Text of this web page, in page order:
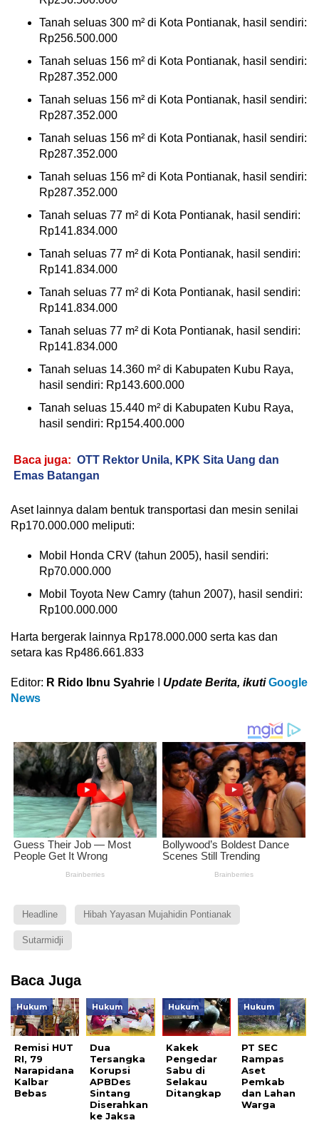
Tanah seluas 300 m² di Kota Pontianak, hasil sendiri:
Rp256.500.000
Tanah seluas 156 m² di Kota Pontianak, hasil sendiri:
Rp287.352.000
Tanah seluas 156 m² di Kota Pontianak, hasil sendiri:
Rp287.352.000
Tanah seluas 156 m² di Kota Pontianak, hasil sendiri:
Rp287.352.000
Tanah seluas 156 m² di Kota Pontianak, hasil sendiri:
Rp287.352.000
Tanah seluas 77 m² di Kota Pontianak, hasil sendiri:
Rp141.834.000
Tanah seluas 77 m² di Kota Pontianak, hasil sendiri:
Rp141.834.000
Tanah seluas 77 m² di Kota Pontianak, hasil sendiri:
Rp141.834.000
Tanah seluas 77 m² di Kota Pontianak, hasil sendiri:
Rp141.834.000
Tanah seluas 14.360 m² di Kabupaten Kubu Raya,
hasil sendiri: Rp143.600.000
Tanah seluas 15.440 m² di Kabupaten Kubu Raya,
hasil sendiri: Rp154.400.000
Baca juga: OTT Rektor Unila, KPK Sita Uang dan
Emas Batangan
Aset lainnya dalam bentuk transportasi dan mesin senilai
Rp170.000.000 meliputi:
Mobil Honda CRV (tahun 2005), hasil sendiri:
Rp70.000.000
Mobil Toyota New Camry (tahun 2007), hasil sendiri:
Rp100.000.000
Harta bergerak lainnya Rp178.000.000 serta kas dan
setara kas Rp486.661.833
Editor: R Rido Ibnu Syahrie Update Berita, ikutiGoogle
News
Headline Hibah Yayasan Mujahidin Pontianak
Sutarmidji
Baca Juga
Hukum
Remisi HUT
RI, 79
Narapidana
Kalbar
Bebas
Hukum
Dua
Tersangka
Korupsi
APBDes
Sintang
Diserahkan
ke Jaksa
Hukum
Kakek
Pengedar
Sabu di
Selakau
Ditangkap
Hukum
PT SEC
Rampas
Aset
Pemkab
dan Lahan
Warga